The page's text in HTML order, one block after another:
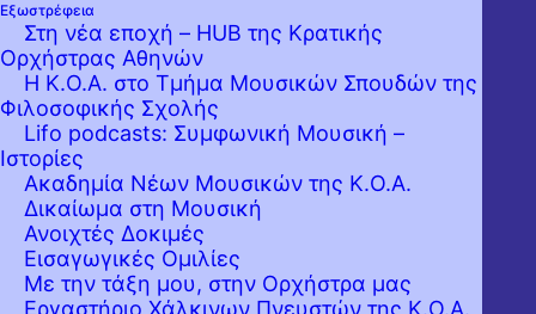
Εξωστρέφεια
Στη νέα εποχή – HUB της Κρατικής
Ορχήστρας Αθηνών
Η Κ.Ο.Α. στο Τμήμα Μουσικών Σπουδών της
Φιλοσοφικής Σχολής
Lifo podcasts: Συμφωνική Μουσική –
Ιστορίες
Ακαδημία Νέων Μουσικών της Κ.Ο.Α.
Δικαίωμα στη Μουσική
Ανοιχτές Δοκιμές
Εισαγωγικές Ομιλίες
Με την τάξη μου, στην Ορχήστρα μας
Εργαστήριo Χάλκινων Πνευστών της Κ.Ο.Α.